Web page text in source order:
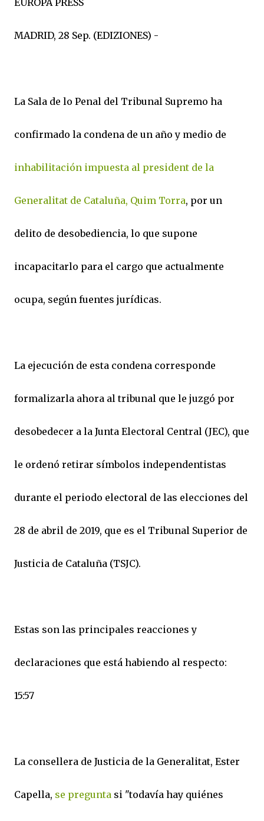
EUROPA PRESS
MADRID, 28 Sep. (EDIZIONES) -
La Sala de lo Penal del Tribunal Supremo ha
confirmado la condena de un año y medio de
inhabilitación impuesta al president de la
Generalitat de Cataluña, Quim Torra, por un
delito de desobediencia, lo que supone
incapacitarlo para el cargo que actualmente
ocupa, según fuentes jurídicas.
La ejecución de esta condena corresponde
formalizarla ahora al tribunal que le juzgó por
desobedecer a la Junta Electoral Central (JEC), que
le ordenó retirar símbolos independentistas
durante el periodo electoral de las elecciones del
28 de abril de 2019, que es el Tribunal Superior de
Justicia de Cataluña (TSJC).
Estas son las principales reacciones y
declaraciones que está habiendo al respecto:
15:57
La consellera de Justicia de la Generalitat, Ester
Capella, se pregunta si "todavía hay quiénes